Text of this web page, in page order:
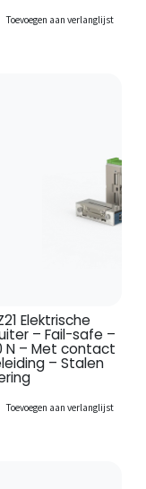
Toevoegen aan verlanglijst
Elektrische
– Fail-safe –
N – Met contact
– Stalen
Toevoegen aan verlanglijst